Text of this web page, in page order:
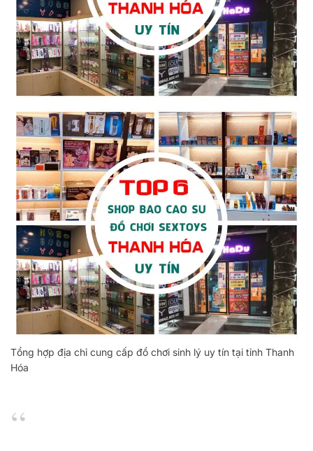
Tổng hợp địa chỉ cung cấp đồ chơi sinh lý uy tín tại tỉnh Thanh
Hóa